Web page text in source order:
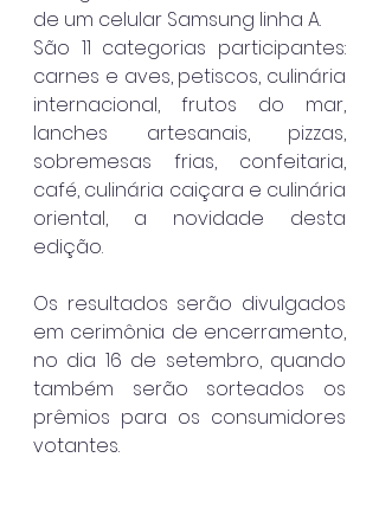
de um celular Samsung linha A.
São 11 categorias participantes:
carnes e aves, petiscos, culinária
internacional, frutos do mar,
lanches artesanais, pizzas,
sobremesas frias, confeitaria,
café, culinária caiçara e culinária
oriental, a novidade desta
edição.
Os resultados serão divulgados
em cerimônia de encerramento,
no dia 16 de setembro, quando
também serão sorteados os
prêmios para os consumidores
votantes.